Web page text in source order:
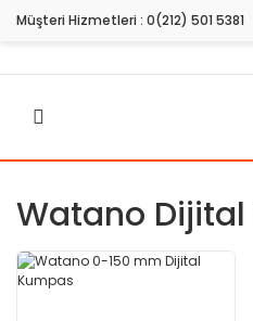
Müşteri Hizmetleri : 0(212) 501 5381
Watano